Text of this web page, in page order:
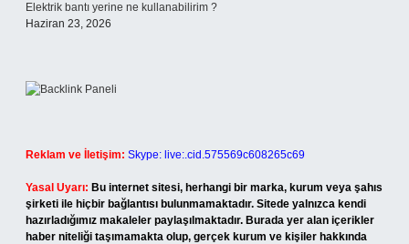
Elektrik bantı yerine ne kullanabilirim ?
Haziran 23, 2026
Reklam ve İletişim: Skype: live:.cid.575569c608265c69
Yasal Uyarı: Bu internet sitesi, herhangi bir marka, kurum veya şahıs
şirketi ile hiçbir bağlantısı bulunmamaktadır. Sitede yalnızca kendi
hazırladığımız makaleler paylaşılmaktadır. Burada yer alan içerikler
haber niteliği taşımamakta olup, gerçek kurum ve kişiler hakkında